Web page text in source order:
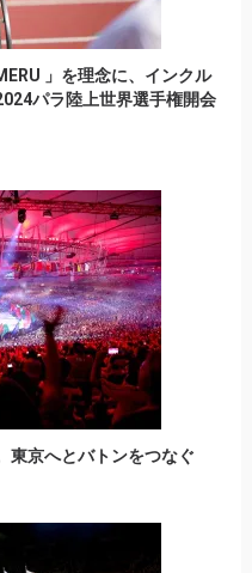
」を理念に、インクル
パラ陸上世界選手権開会
東京へとバトンをつなぐ